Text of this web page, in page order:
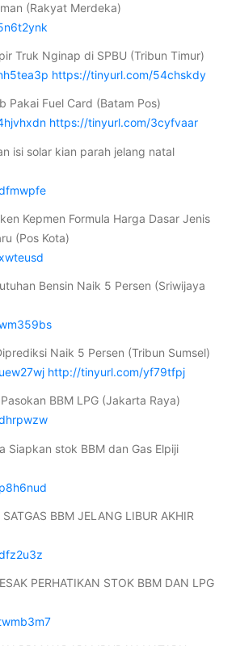
(Rakyat Merdeka)
Truk Nginap di SPBU (Tribun Timur)
https://tinyurl.com/54chskdy
Pakai Fuel Card (Batam Pos)
https://tinyurl.com/3cyfvaar
isi solar kian parah jelang natal
Kepmen Formula Harga Dasar Jenis
(Pos Kota)
Bensin Naik 5 Persen (Sriwijaya
Naik 5 Persen (Tribun Sumsel)
http://tinyurl.com/yf79tfpj
BBM LPG (Jakarta Raya)
Siapkan stok BBM dan Gas Elpiji
BBM JELANG LIBUR AKHIR
PERHATIKAN STOK BBM DAN LPG